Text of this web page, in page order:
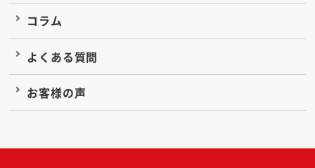
コラム
よくある質問
お客様の声